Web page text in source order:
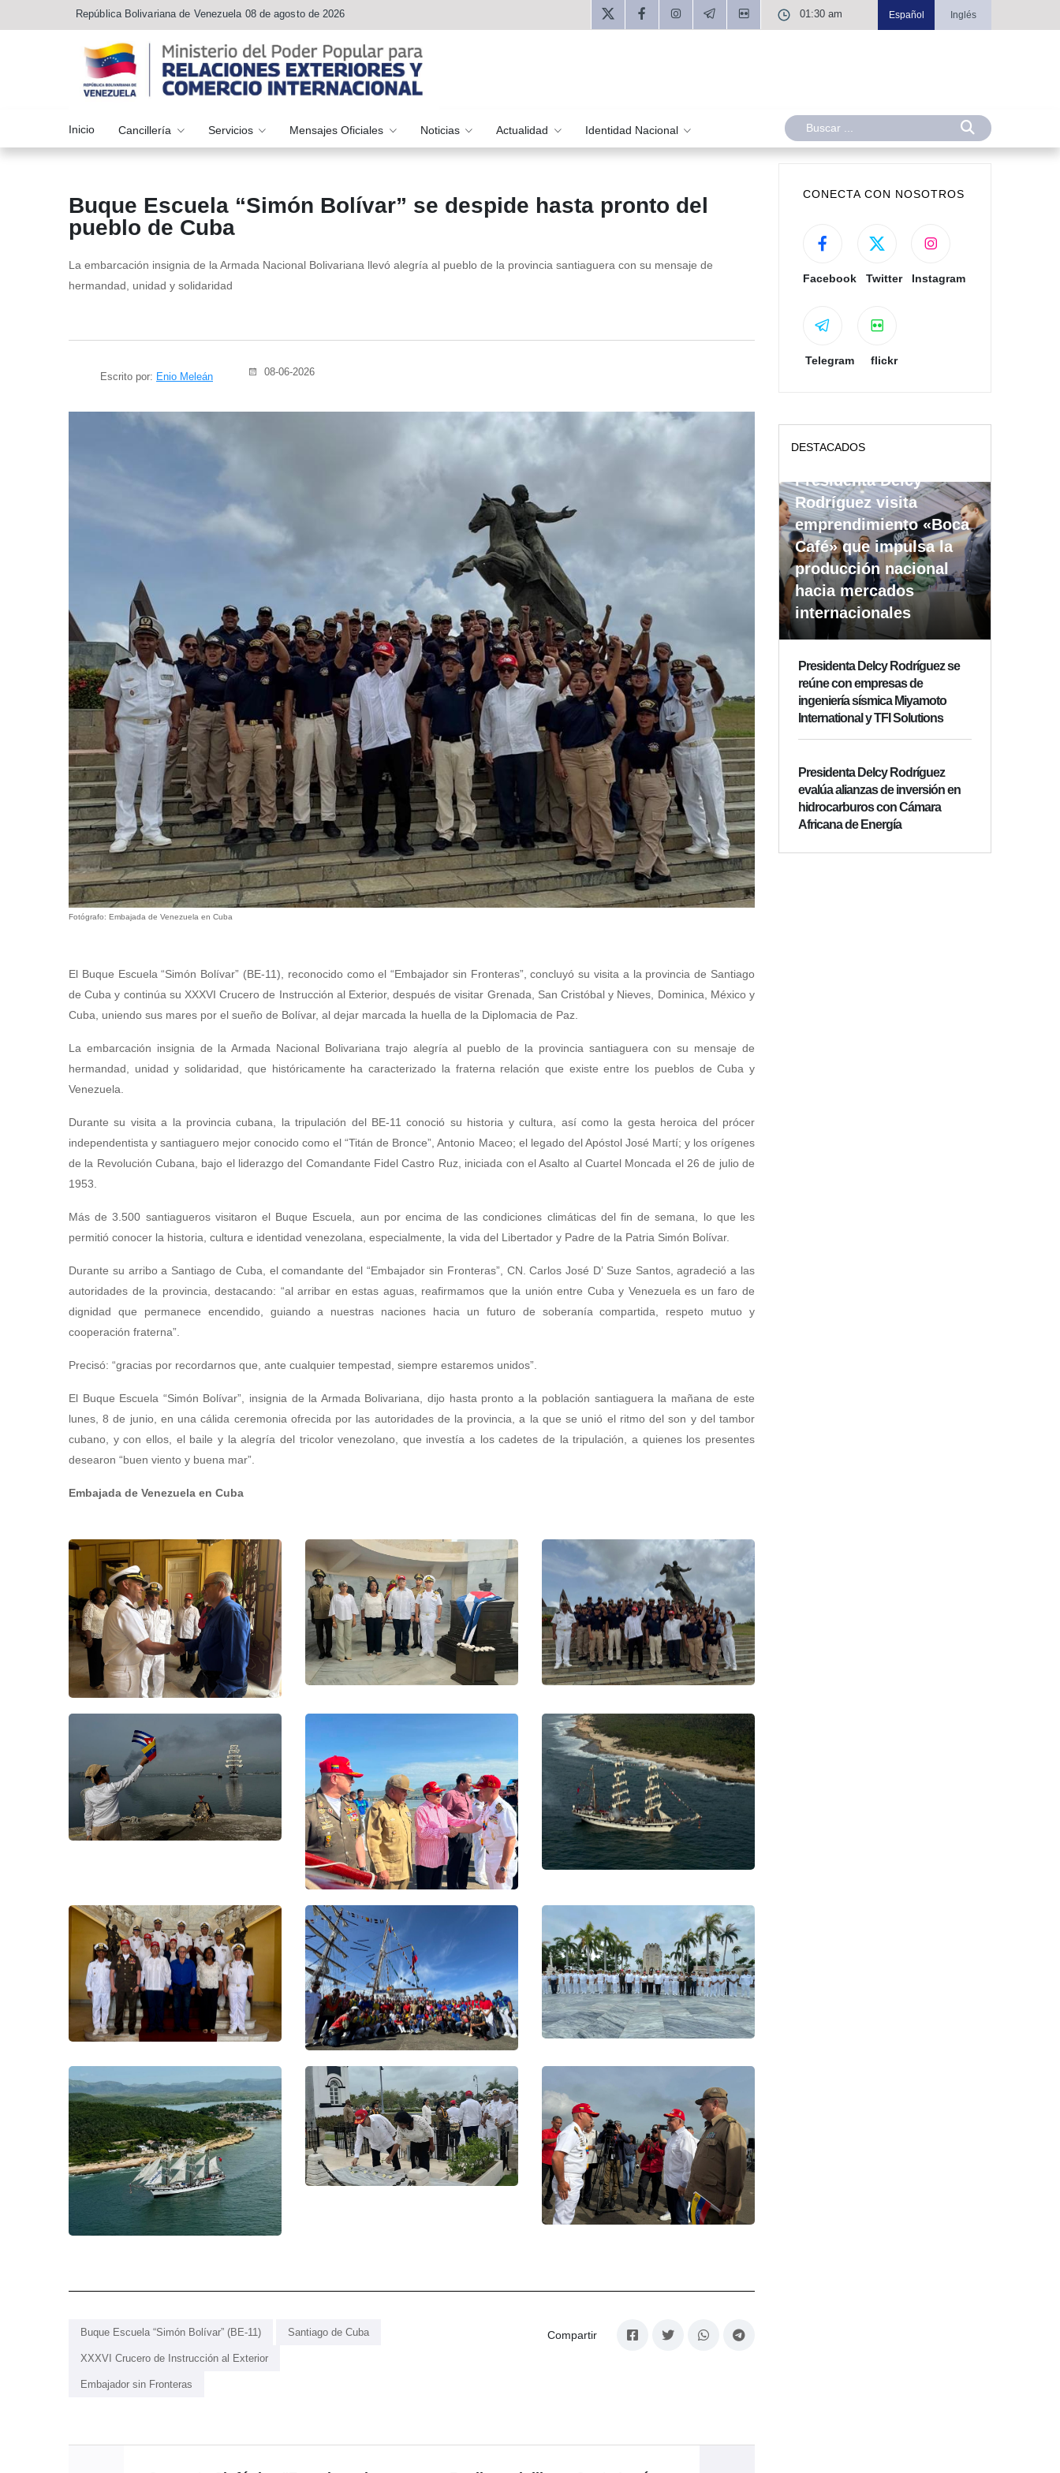
República Bolivariana de Venezuela 08 de agosto de 2026 01:30 am Español Inglés
Inicio Cancillería Servicios Mensajes Oficiales Noticias Actualidad Identidad Nacional
Buque Escuela “Simón Bolívar” se despide hasta pronto del
pueblo de Cuba
La embarcación insignia de la Armada Nacional Bolivariana llevó alegría al pueblo de la provincia santiaguera con su mensaje de
hermandad, unidad y solidaridad
Escrito por: Enio Meleán 08-06-2026
Fotógrafo: Embajada de Venezuela en Cuba
El Buque Escuela “Simón Bolívar” (BE-11), reconocido como el “Embajador sin Fronteras”, concluyó su visita a la provincia de Santiago
de Cuba y continúa su XXXVI Crucero de Instrucción al Exterior, después de visitar Grenada, San Cristóbal y Nieves, Dominica, México y
Cuba, uniendo sus mares por el sueño de Bolívar, al dejar marcada la huella de la Diplomacia de Paz.
La embarcación insignia de la Armada Nacional Bolivariana trajo alegría al pueblo de la provincia santiaguera con su mensaje de
hermandad, unidad y solidaridad, que históricamente ha caracterizado la fraterna relación que existe entre los pueblos de Cuba y
Venezuela.
Durante su visita a la provincia cubana, la tripulación del BE-11 conoció su historia y cultura, así como la gesta heroica del prócer
independentista y santiaguero mejor conocido como el “Titán de Bronce”, Antonio Maceo; el legado del Apóstol José Martí; y los orígenes
de la Revolución Cubana, bajo el liderazgo del Comandante Fidel Castro Ruz, iniciada con el Asalto al Cuartel Moncada el 26 de julio de
1953.
Más de 3.500 santiagueros visitaron el Buque Escuela, aun por encima de las condiciones climáticas del fin de semana, lo que les
permitió conocer la historia, cultura e identidad venezolana, especialmente, la vida del Libertador y Padre de la Patria Simón Bolívar.
Durante su arribo a Santiago de Cuba, el comandante del “Embajador sin Fronteras”, CN. Carlos José D’ Suze Santos, agradeció a las
autoridades de la provincia, destacando: “al arribar en estas aguas, reafirmamos que la unión entre Cuba y Venezuela es un faro de
dignidad que permanece encendido, guiando a nuestras naciones hacia un futuro de soberanía compartida, respeto mutuo y
cooperación fraterna”.
Precisó: “gracias por recordarnos que, ante cualquier tempestad, siempre estaremos unidos”.
El Buque Escuela “Simón Bolívar”, insignia de la Armada Bolivariana, dijo hasta pronto a la población santiaguera la mañana de este
lunes, 8 de junio, en una cálida ceremonia ofrecida por las autoridades de la provincia, a la que se unió el ritmo del son y del tambor
cubano, y con ellos, el baile y la alegría del tricolor venezolano, que investía a los cadetes de la tripulación, a quienes los presentes
desearon “buen viento y buena mar”.
Embajada de Venezuela en Cuba
Buque Escuela “Simón Bolívar” (BE-11) Santiago de Cuba
XXXVI Crucero de Instrucción al Exterior
Embajador sin Fronteras
Compartir
CONECTA CON NOSOTROS
Facebook Twitter Instagram
Telegram flickr
DESTACADOS
Presidenta Delcy
Rodríguez visita
emprendimiento «Boca
Café» que impulsa la
producción nacional
hacia mercados
internacionales
Presidenta Delcy Rodríguez se
reúne con empresas de
ingeniería sísmica Miyamoto
International y TFI Solutions
Presidenta Delcy Rodríguez
evalúa alianzas de inversión en
hidrocarburos con Cámara
Africana de Energía